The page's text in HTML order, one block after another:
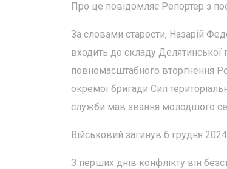
Про це повідомляє Репортер з
За словами старости, Назарій
входить до складу
повномасштабного вторгнення
окремої бригади Сил
служби мав звання молодшого
Військовий загинув 6 грудня
З перших днів конфлікту він